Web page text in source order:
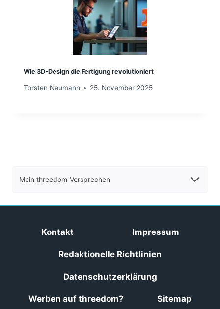
Wie 3D-Design die Fertigung revolutioniert
Torsten Neumann 25. November 2025
Mein threedom-Versprechen
Kontakt Impressum
Redaktionelle Richtlinien
Datenschutzerklärung
Werben auf threedom? Sitemap